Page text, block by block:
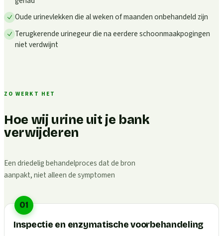
Oude urinevlekken die al weken of maanden onbehandeld zijn
Terugkerende urinegeur die na eerdere schoonmaakpogingen
niet verdwijnt
ZO WERKT HET
Hoe wij urine uit je bank
verwijderen
Een driedelig behandelproces dat de bron
aanpakt, niet alleen de symptomen
01
Inspectie en enzymatische voorbehandeling